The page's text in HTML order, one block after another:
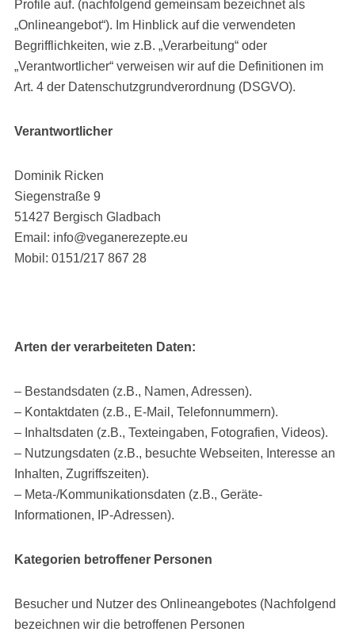
Profile auf. (nachfolgend gemeinsam bezeichnet als
„Onlineangebot“). Im Hinblick auf die verwendeten
Begrifflichkeiten, wie z.B. „Verarbeitung“ oder
„Verantwortlicher“ verweisen wir auf die Definitionen im
Art. 4 der Datenschutzgrundverordnung (DSGVO).
Verantwortlicher
Dominik Ricken
Siegenstraße 9
51427 Bergisch Gladbach
Email: info@veganerezepte.eu
Mobil: 0151/217 867 28
Arten der verarbeiteten Daten:
– Bestandsdaten (z.B., Namen, Adressen).
– Kontaktdaten (z.B., E-Mail, Telefonnummern).
– Inhaltsdaten (z.B., Texteingaben, Fotografien, Videos).
– Nutzungsdaten (z.B., besuchte Webseiten, Interesse an
Inhalten, Zugriffszeiten).
– Meta-/Kommunikationsdaten (z.B., Geräte-
Informationen, IP-Adressen).
Kategorien betroffener Personen
Besucher und Nutzer des Onlineangebotes (Nachfolgend
bezeichnen wir die betroffenen Personen